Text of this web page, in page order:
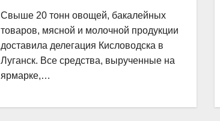
Свыше 20 тонн овощей, бакалейных
товаров, мясной и молочной продукции
доставила делегация Кисловодска в
Луганск. Все средства, вырученные на
ярмарке,…